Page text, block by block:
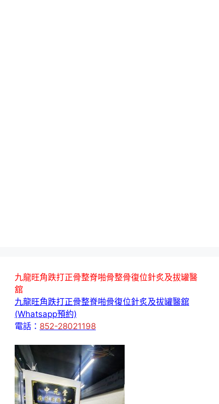
九龍旺角跌打正骨整脊啪骨整骨復位針炙及拔罐醫
舘
九龍旺角跌打正骨整脊啪骨復位針炙及拔罐醫舘
(Whatsapp預約)
電話： 852-28021198